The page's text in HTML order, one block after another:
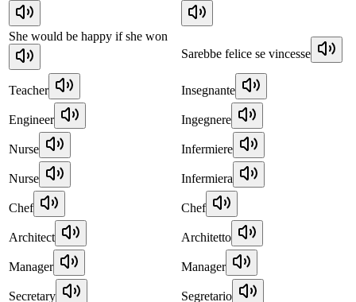
She would be happy if she won
Sarebbe felice se vincesse
Teacher Insegnante
Engineer Ingegnere
Nurse Infermiere
Nurse Infermiera
Chef Chef
Architect Architetto
Manager Manager
Secretary Segretario